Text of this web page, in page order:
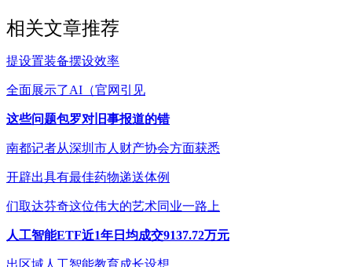
相关文章推荐
提设置装备摆设效率
全面展示了AI（官网引见
这些问题包罗对旧事报道的错
南都记者从深圳市人财产协会方面获悉
开辟出具有最佳药物递送体例
们取达芬奇这位伟大的艺术同业一路上
人工智能ETF近1年日均成交9137.72万元
出区域人工智能教育成长设想